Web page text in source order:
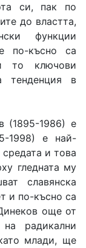
си, пак по
до властта,
функции
по-късно са
то ключови
тенденция в
(1895-1986) е
1998) е най-
и това
гледната му
славянска
и по-късно са
още от
радикални
млади, ще